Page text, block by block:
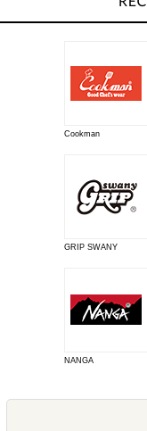
Cookman
GRIP SWANY
NANGA